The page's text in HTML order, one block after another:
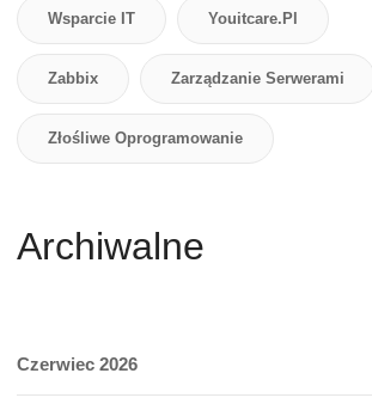
Wsparcie IT Youitcare.pl
Zabbix Zarządzanie Serwerami
Złośliwe Oprogramowanie
Archiwalne
Czerwiec 2026